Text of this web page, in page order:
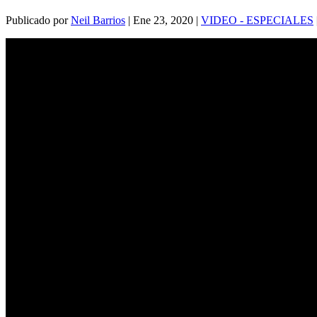
Publicado porNeil Barrios | Ene 23, 2020 | VIDEO - ESPECIALES